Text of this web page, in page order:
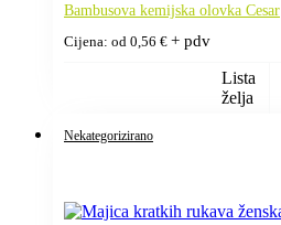
Bambusova kemijska olovka Cesar
Cijena: od 0,56 € + pdv
Lista
želja
Nekategorizirano